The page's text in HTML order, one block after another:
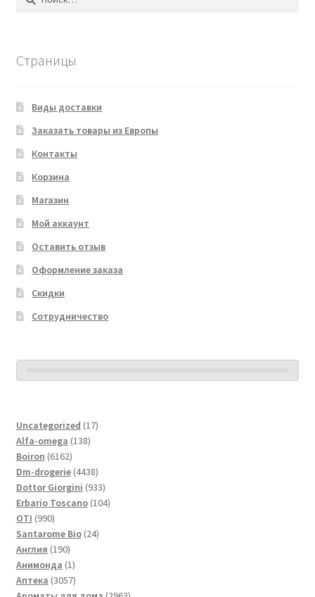
Страницы
Виды доставки
Заказать товары из Европы
Контакты
Корзина
Магазин
Мой аккаунт
Оставить отзыв
Оформление заказа
Скидки
Сотрудничество
Uncategorized 1717
Alfa-omega 138138
Boiron 61626162
товара
Dm-drogerie 44384438
товаров
Dottor Giorgini 933933
товара
Erbario Toscano 104104
OTI 990990
товаров
Santarome Bio 2424
Англия 190190
товаров
Анимонда 11
товар
Аптека 30573057